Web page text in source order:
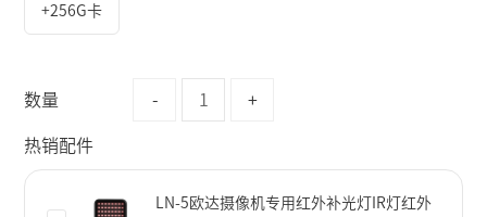
+256G卡
数量 - +
热销配件
LN-5欧达摄像机专用红外补光灯IR灯红外